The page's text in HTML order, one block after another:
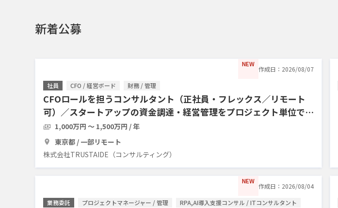
新着公募
NEW
作成日：2026/08/07
社員
CFO / 経営ボード 財務 / 管理
CFOロールを担うコンサルタント（正社員・フレックス／リモート
可）／スタートアップの資金調達・経営管理をプロジェクト単位で引
き受ける
1,000万円 〜 1,500万円 / 年
東京都 / 一部リモート
株式会社TRUSTAIDE（コンサルティング）
NEW
作成日：2026/08/04
業務委託
プロジェクトマネージャー / 管理 RPA,AI導入支援コンサル / ITコンサルタント